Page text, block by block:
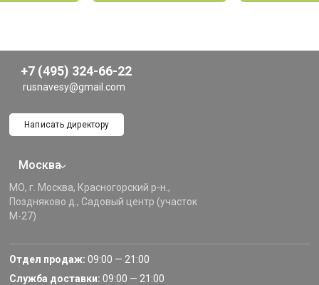
+7 (495) 324-66-22
rusnavesy@gmail.com
Написать директору
Москва
МО, г. Москва, Красногорский р-н.,
Поздняково д., Садовый центр (участок
М-27)
Отдел продаж: 09:00 — 21:00
Служба доставки: 09:00 — 21:00